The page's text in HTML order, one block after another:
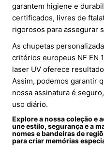
garantem higiene e
certificados, livres de
rigorosos para assegurar
As chupetas
critérios europeus NF EN
laser UV oferece
Assim, podemos garantir
nossa assinatura é
uso diário.
Explore a nossa coleção e
une estilo, segurança e a
nomes e bandeiras de
para criar memórias